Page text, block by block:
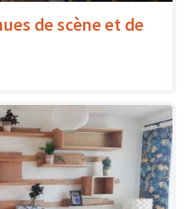
de scène et de